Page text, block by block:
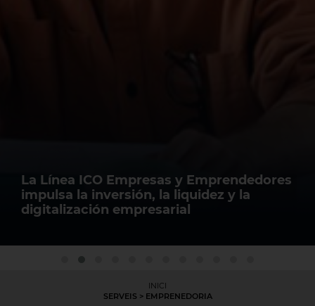
La Línea ICO Empresas y Emprendedores
impulsa la inversión, la liquidez y la
digitalización empresarial
INICI
SERVEIS > EMPRENEDORIA